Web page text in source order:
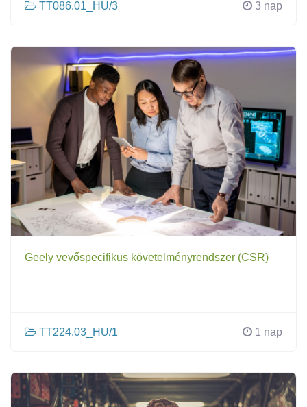
TT086.01_HU/3 3 nap
Geely vevőspecifikus követelményrendszer (CSR)
TT224.03_HU/1 1 nap